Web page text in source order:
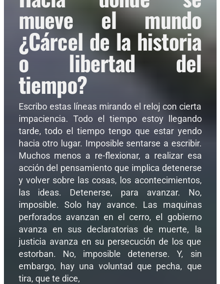
mueve el mundo
¿Cárcel de la historia
o libertad del
tiempo?
Escribo estas líneas mirando el reloj con cierta
impaciencia. Todo el tiempo estoy llegando
tarde, todo el tiempo tengo que estar yendo
hacia otro lugar. Imposible sentarse a escribir.
Muchos menos a re-flexionar, a realizar esa
acción del pensamiento que implica detenerse
y volver sobre las cosas, los acontecimientos,
las ideas. Detenerse, para avanzar. No,
imposible. Solo hay avance. Las maquinas
perforados avanzan en el cerro, el gobierno
avanza en sus declaratorias de muerte, la
justicia avanza en su persecución de los que
estorban. No, imposible detenerse. Y, sin
embargo, hay una voluntad que pecha, que
tira, que te dice,